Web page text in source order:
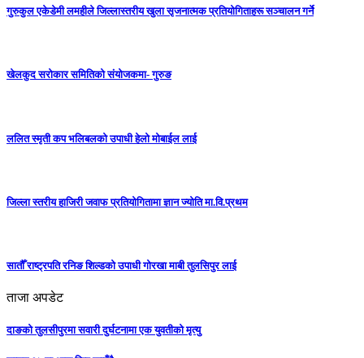
गुरुकुल एकेडेमी लमहीले जिल्लास्तरीय खुला सृजनात्मक प्रतियोगिताहरू सञ्चालन गर्ने
खेलकुद सरोकार समितिको संयोजकमा- गुरुङ
ललित स्मृती कप भलिबलको उपाधी हेलो मोबाईल लाई
जिल्ला स्तरीय हाजिरी जवाफ प्रतियोगितामा ज्ञान ज्योति मा.वि.प्रथम
सातौँ राष्ट्रपति रनिङ शिल्डको उपाधी गोरखा माबी तुलसिपुर लाई
ताजा अपडेट
दाङको तुलसीपुरमा सवारी दुर्घटनामा एक युवतीको मृत्यु